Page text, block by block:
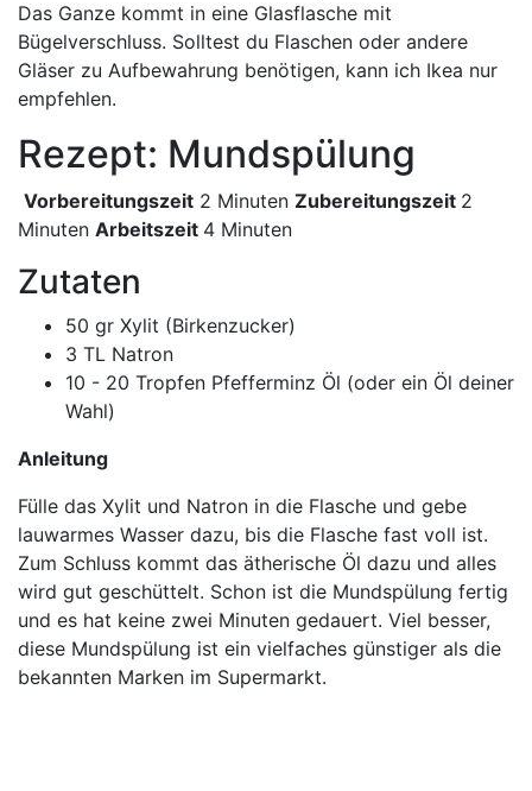
Das Ganze kommt in eine Glasflasche mit
Bügelverschluss. Solltest du Flaschen oder andere
Gläser zu Aufbewahrung benötigen, kann ich Ikea nur
empfehlen.
Rezept: Mundspülung
Vorbereitungszeit 2 Minuten Zubereitungszeit 2
Minuten Arbeitszeit 4 Minuten
Zutaten
50 gr Xylit (Birkenzucker)
3 TL Natron
10 - 20 Tropfen Pfefferminz Öl (oder ein Öl deiner
Wahl)
Anleitung
Fülle das Xylit und Natron in die Flasche und gebe
lauwarmes Wasser dazu, bis die Flasche fast voll ist.
Zum Schluss kommt das ätherische Öl dazu und alles
wird gut geschüttelt. Schon ist die Mundspülung fertig
und es hat keine zwei Minuten gedauert. Viel besser,
diese Mundspülung ist ein vielfaches günstiger als die
bekannten Marken im Supermarkt.